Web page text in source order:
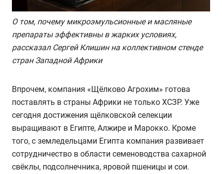
О том, почему микроэмульсионные и масляные
препараты эффективны в жарких условиях,
рассказал Сергей Клишин на коллективном стенде
стран Западной Африки
Впрочем, компания «Щёлково Агрохим» готова
поставлять в страны Африки не только ХСЗР. Уже
сегодня достижения щёлковской селекции
выращивают в Египте, Алжире и Марокко. Кроме
того, с земледельцами Египта компания развивает
сотрудничество в области семеноводства сахарной
свёклы, подсолнечника, яровой пшеницы и сои.